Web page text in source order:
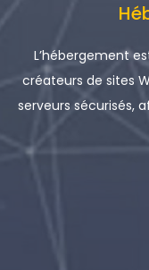
L’hébergement
créateurs de sites
serveurs sécurisés,